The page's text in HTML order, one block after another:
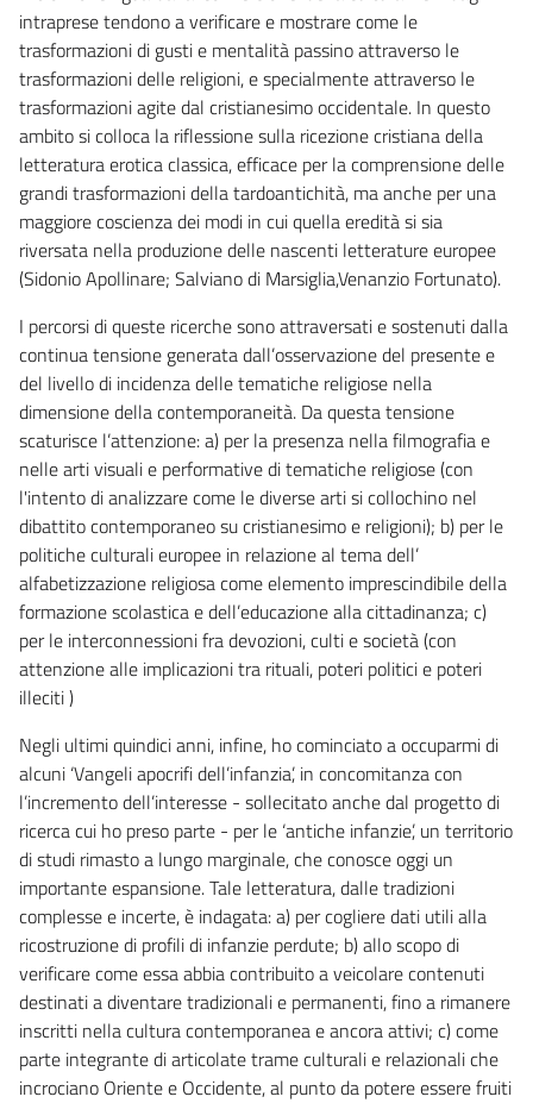
intraprese tendono a verificare e mostrare come le
trasformazioni di gusti e mentalità passino attraverso le
trasformazioni delle religioni, e specialmente attraverso le
trasformazioni agite dal cristianesimo occidentale. In questo
ambito si colloca la riflessione sulla ricezione cristiana della
letteratura erotica classica, efficace per la comprensione delle
grandi trasformazioni della tardoantichità, ma anche per una
maggiore coscienza dei modi in cui quella eredità si sia
riversata nella produzione delle nascenti letterature europee
(Sidonio Apollinare; Salviano di Marsiglia,Venanzio Fortunato).
I percorsi di queste ricerche sono attraversati e sostenuti dalla
continua tensione generata dall’osservazione del presente e
del livello di incidenza delle tematiche religiose nella
dimensione della contemporaneità. Da questa tensione
scaturisce l’attenzione: a) per la presenza nella filmografia e
nelle arti visuali e performative di tematiche religiose (con
l'intento di analizzare come le diverse arti si collochino nel
dibattito contemporaneo su cristianesimo e religioni); b) per le
politiche culturali europee in relazione al tema dell’
alfabetizzazione religiosa come elemento imprescindibile della
formazione scolastica e dell’educazione alla cittadinanza; c)
per le interconnessioni fra devozioni, culti e società (con
attenzione alle implicazioni tra rituali, poteri politici e poteri
illeciti )
Negli ultimi quindici anni, infine, ho cominciato a occuparmi di
alcuni ‘Vangeli apocrifi dell’infanzia’, in concomitanza con
l’incremento dell’interesse - sollecitato anche dal progetto di
ricerca cui ho preso parte - per le ‘antiche infanzie’, un territorio
di studi rimasto a lungo marginale, che conosce oggi un
importante espansione. Tale letteratura, dalle tradizioni
complesse e incerte, è indagata: a) per cogliere dati utili alla
ricostruzione di profili di infanzie perdute; b) allo scopo di
verificare come essa abbia contribuito a veicolare contenuti
destinati a diventare tradizionali e permanenti, fino a rimanere
inscritti nella cultura contemporanea e ancora attivi; c) come
parte integrante di articolate trame culturali e relazionali che
incrociano Oriente e Occidente, al punto da potere essere fruiti